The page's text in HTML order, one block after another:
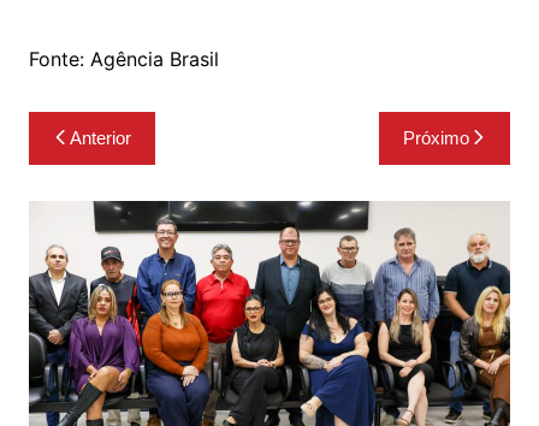
Fonte: Agência Brasil
Navegação
de
Post
Anterior Próximo